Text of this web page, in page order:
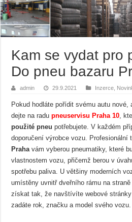
Kam se vydat pro
Do pneu bazaru
admin 29.9.2021 Inzerce
Pokud hodláte pořídit svému autu nové,
dejte na radupneuservisu Praha 10,
použité pneu potřebujete. V každém
doporučení výrobce vozu.
Prahavám vyberou pneumatiky, které
vlastnostem vozu, přičemž berou v
spotřebu paliva. U většiny moderních
umístěny uvnitř dveřního rámu na
získat tak, že navštívíte webové
zadáte rok, značku a model svého vozu.